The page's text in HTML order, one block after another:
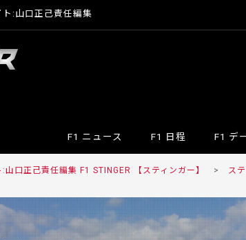
:山口正己責任編集
F1 ニュース F1 日程 F1 デ
口正己責任編集 F1 STINGER 【スティンガー】 > ス